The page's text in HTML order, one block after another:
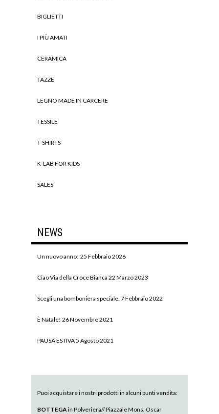
BIGLIETTI
I PIÙ AMATI
CERAMICA
TAZZE
LEGNO MADE IN CARCERE
TESSILE
T-SHIRTS
K-LAB FOR KIDS
SALES
NEWS
Un nuovo anno! 25 Febbraio 2026
Ciao Via della Croce Bianca 22 Marzo 2023
Scegli una bomboniera speciale. 7 Febbraio 2022
È Natale! 26 Novembre 2021
PAUSA ESTIVA5 Agosto 2021
Puoi acquistare i nostri prodotti in alcuni punti vendita:
BOTTEGAin Polveriera// Piazzale Mons. Oscar